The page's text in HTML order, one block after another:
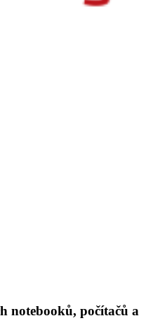
notebooků, počítačů a